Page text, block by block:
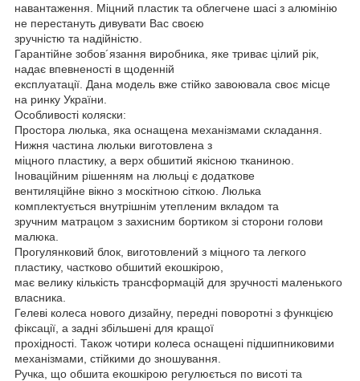
навантаження. Міцний пластик та облегчене шасі з алюмінію
не перестануть дивувати Вас своєю
зручністю та надійністю.
Гарантійне зобов´язання виробника, яке триває цілий рік,
надає впевненості в щоденній
експлуатації. Дана модель вже стійко завоювала своє місце
на ринку України.
Особливості коляски:
Простора люлька, яка оснащена механізмами складання.
Нижня частина люльки виготовлена з
міцного пластику, а верх обшитий якісною тканиною.
Іноваційним рішенням на люльці є додаткове
вентиляційне вікно з москітною сіткою. Люлька
комплектується внутрішнім утепленим вкладом та
зручним матрацом з захисним бортиком зі сторони голови
малюка.
Прогулянковий блок, виготовлений з міцного та легкого
пластику, частково обшитий екошкірою,
має велику кількість трансформацій для зручності маленького
власника.
Гелеві колеса нового дизайну, передні поворотні з функцією
фіксації, а задні збільшені для кращої
прохідності. Також чотири колеса оснащені підшипниковими
механізмами, стійкими до зношування.
Ручка, що обшита екошкірою регулюється по висоті та